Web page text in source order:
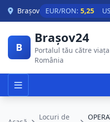
Skip to main content
Brașov EUR/RON: 5,25
B
Brașov24
Portalul tău către
România
Locuri de